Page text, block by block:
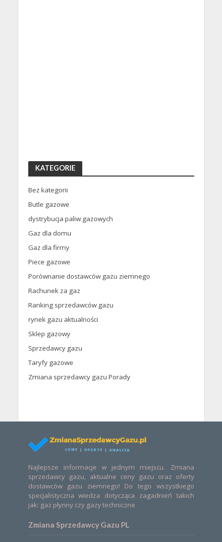
KATEGORIE
Bez kategorii
Butle gazowe
dystrybucja paliw gazowych
Gaz dla domu
Gaz dla firmy
Piece gazowe
Porównanie dostawców gazu ziemnego
Rachunek za gaz
Ranking sprzedawców gazu
rynek gazu aktualności
Sklep gazowy
Sprzedawcy gazu
Taryfy gazowe
Zmiana sprzedawcy gazu Porady
Najlepsze informacje w jednym miejscu. Zmiana
sprzedawcy gazu, aktualne ceny gazu oraz oferty
dostawców gazu ziemnego! Do tego wszystkiego
specjalistyczna wiedza dotycząca zagadnień takich
jak: gaz płynny czy gazy techniczne
Zmiana Sprzedawcy Gazu PL